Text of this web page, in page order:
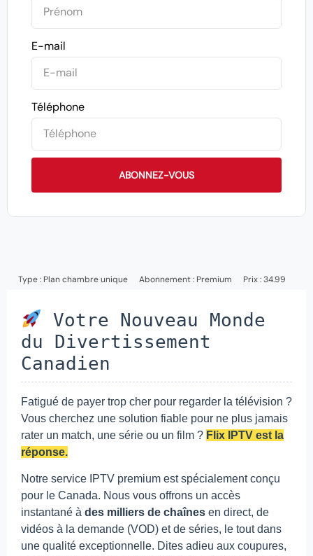
E-mail
Téléphone
ABONNEZ-VOUS
Type : Plan chambre unique Abonnement : Premium Prix : 34.99
Votre Nouveau Monde
du Divertissement
Canadien
Fatigué de payer trop cher pour regarder la télévision ?
Vous cherchez une solution fiable pour ne plus jamais
rater un match, une série ou un film ? Flix IPTV est la
réponse.
Notre service IPTV premium est spécialement conçu
pour le Canada. Nous vous offrons un accès
instantané à des milliers de chaînes en direct, de
vidéos à la demande (VOD) et de séries, le tout dans
une qualité exceptionnelle. Dites adieu aux coupures,